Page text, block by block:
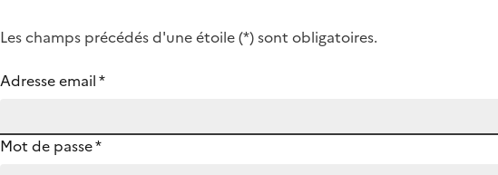
Les champs précédés d'une étoile (*) sont obligatoires.
Adresse email*
Mot de passe*